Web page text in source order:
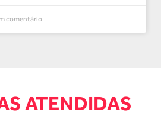
comentário
ATENDIDAS